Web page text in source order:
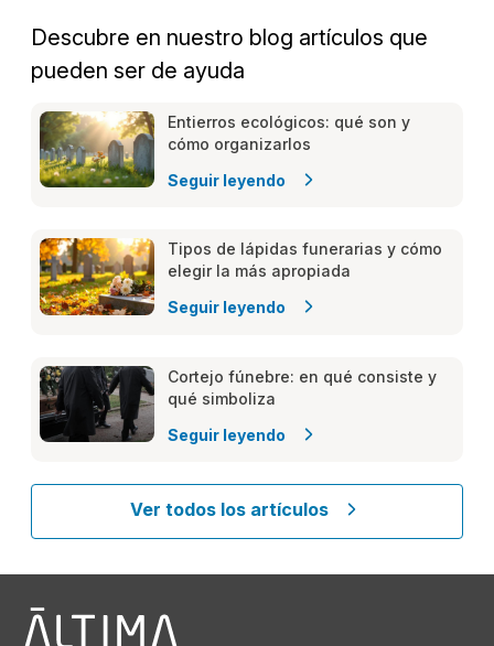
Descubre en nuestro blog artículos que
pueden ser de ayuda
Entierros ecológicos: qué son y
cómo organizarlos
Seguir leyendo
Tipos de lápidas funerarias y cómo
elegir la más apropiada
Seguir leyendo
Cortejo fúnebre: en qué consiste y
qué simboliza
Seguir leyendo
Ver todos los artículos